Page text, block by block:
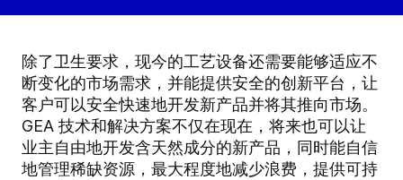
除了卫生要求，现今的工艺设备还需要能够适应不
断变化的市场需求，并能提供安全的创新平台，让
客户可以安全快速地开发新产品并将其推向市场。
GEA 技术和解决方案不仅在现在，将来也可以让
业主自由地开发含天然成分的新产品，同时能自信
地管理稀缺资源，最大程度地减少浪费，提供可持